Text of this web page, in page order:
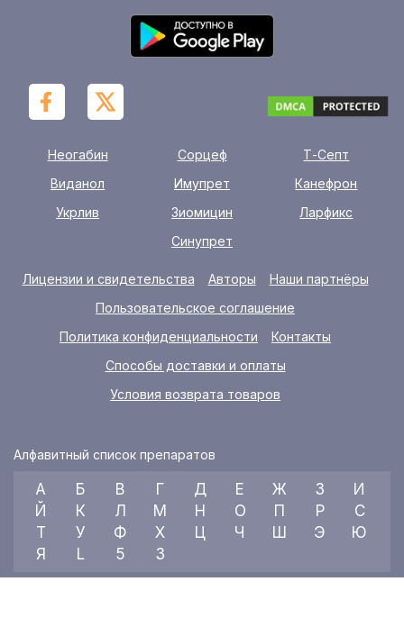
Неогабин Сорцеф
Т-Септ
Виданол
Имупрет
Канефрон
Укрлив
Зиомицин
Ларфикс
Синупрет
Лицензии и свидетельства Авторы
Наши партнёры
Пользовательское соглашение
Политика конфиденциальности
Контакты
Способы доставки и оплаты
Условия возврата товаров
Алфавитный список препаратов
А Б В Г Д Е Ж З
И
Й
К Л М Н О П Р
С
Т
У Ф Х Ц Ч Ш Э
Ю
Я
L 5 3